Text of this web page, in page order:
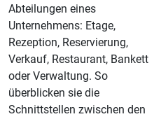
Abteilungen eines
Unternehmens: Etage,
Rezeption, Reservierung,
Verkauf, Restaurant, Bankett
oder Verwaltung. So
überblicken sie die
Schnittstellen zwischen den